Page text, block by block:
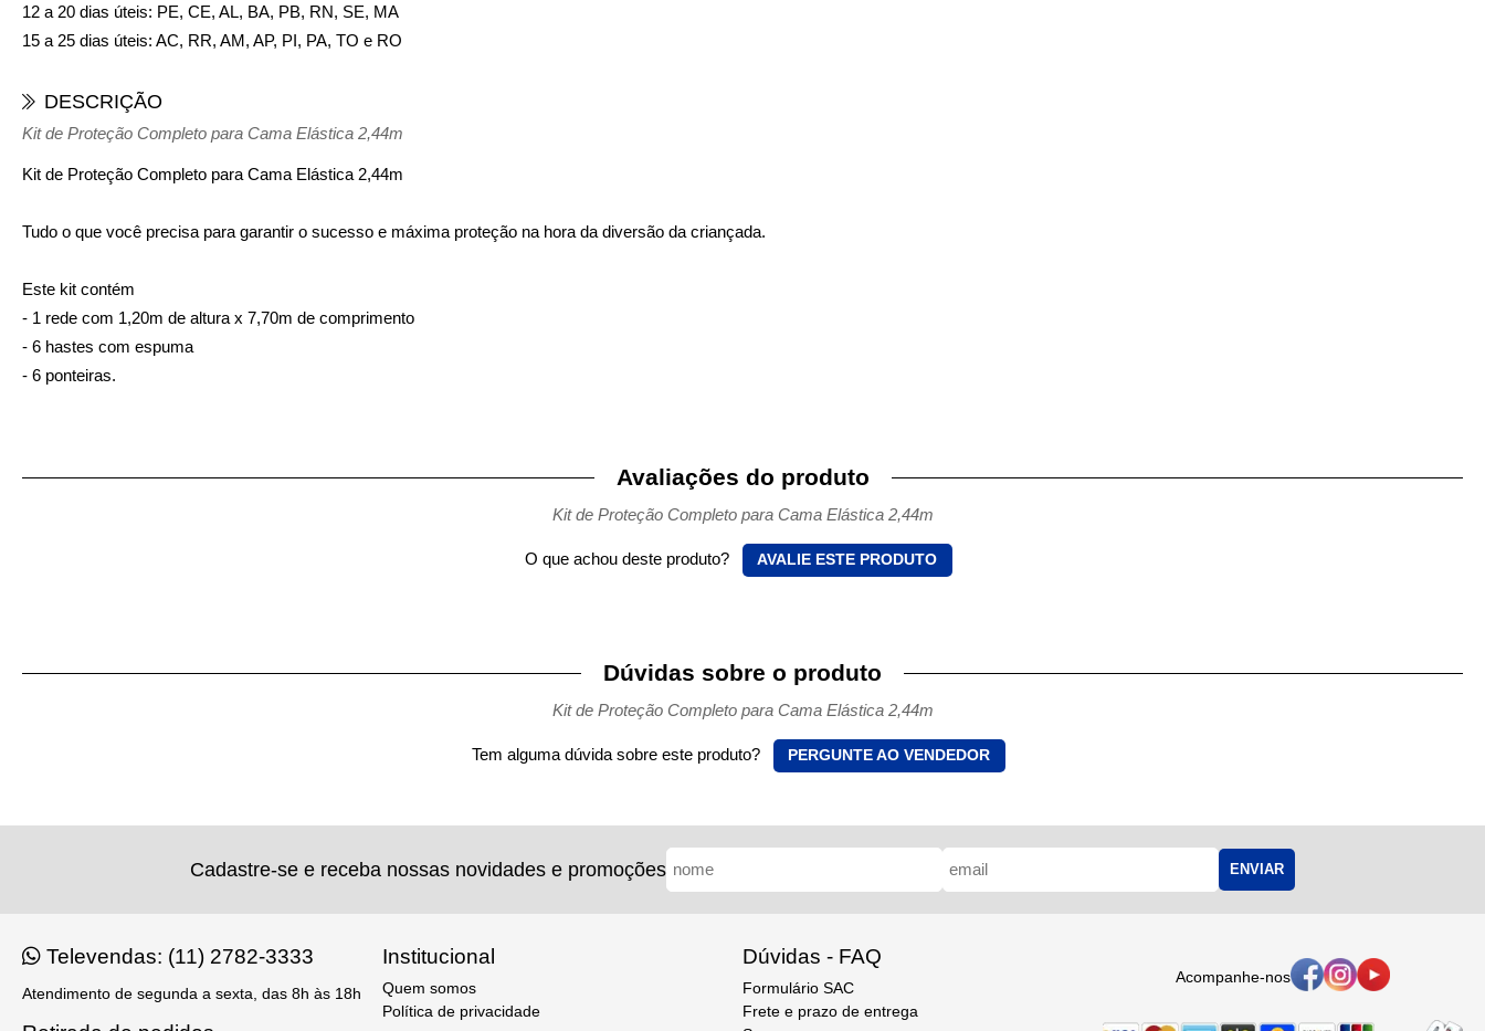
12 a 20 dias úteis: PE, CE, AL, BA, PB, RN, SE, MA
15 a 25 dias úteis: AC, RR, AM, AP, PI, PA, TO e RO
DESCRIÇÃO
Kit de Proteção Completo para Cama Elástica 2,44m
Kit de Proteção Completo para Cama Elástica 2,44m
Tudo o que você precisa para garantir o sucesso e máxima proteção na hora da diversão da criançada.
Este kit contém
- 1 rede com 1,20m de altura x 7,70m de comprimento
- 6 hastes com espuma
- 6 ponteiras.
Avaliações do produto
Kit de Proteção Completo para Cama Elástica 2,44m
O que achou deste produto? AVALIE ESTE PRODUTO
Dúvidas sobre o produto
Kit de Proteção Completo para Cama Elástica 2,44m
Tem alguma dúvida sobre este produto? PERGUNTE AO VENDEDOR
Cadastre-se e receba nossas novidades e promoções ENVIAR
Televendas: (11) 2782-3333
Atendimento de segunda a sexta, das 8h às 18h
Institucional
Quem somos
Política de privacidade
Dúvidas - FAQ
Formulário SAC
Frete e prazo de entrega
Acompanhe-nos